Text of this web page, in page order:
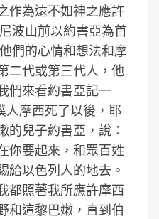
作為遠不如神之應許
波山前以約書亞為首
們的心情和想法和摩
二代或第三代人，他
們來看約書亞記一
人摩西死了以後，耶
的兒子約書亞，說：
你要起來，和眾百姓
給以色列人的地去。
都照著我所應許摩西
和這黎巴嫩，直到伯